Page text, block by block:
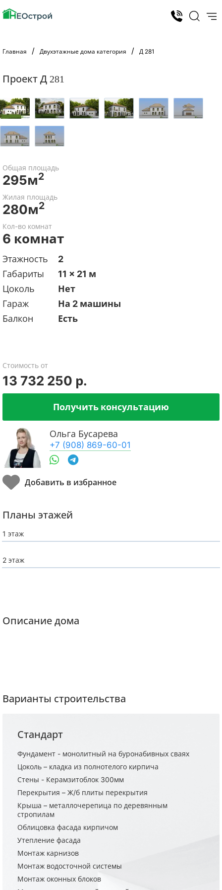
Главная Двухэтажные дома категория Д 281
Проект Д 281
Общая площадь
295м2
Жилая площадь
280м2
Кол-во комнат
6 комнат
Этажность
2
Габариты
11 x 21 м
Цоколь
Нет
Гараж
На 2 машины
Балкон
Есть
Стоимость от
13 732 250 р.
Получить консультацию
Ольга Бусарева
+7 (908) 869-60-01
Планы этажей
1 этаж
2 этаж
Описание дома
Варианты строительства
Стандарт
Фундамент - монолитный на буронабивных сваях
Цоколь – кладка из полнотелого кирпича
Стены - Керамзитоблок 300мм
Перекрытия – Ж/б плиты перекрытия
Крыша – металлочерепица по деревянным
стропилам
Облицовка фасада кирпичом
Утепление фасада
Монтаж карнизов
Монтаж водосточной системы
Монтаж оконных блоков